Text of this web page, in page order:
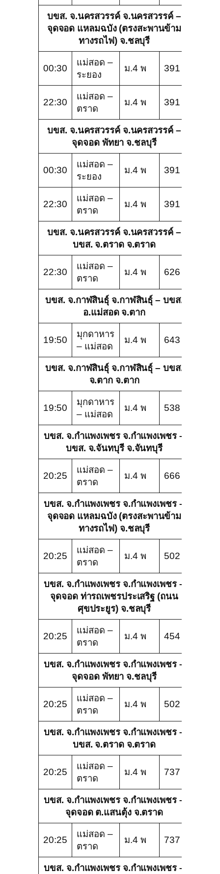
บขส. จ.นครสวรรค์ จ.นครสวรรค์ –
จุดจอด แหลมฉบัง (ตรงสะพานข้าม
ทางรถไฟ) จ.ชลบุรี
00:30
แม่สอด –
ระยอง
ม.4 พ 391
22:30
แม่สอด –
ตราด
ม.4 พ 391
บขส. จ.นครสวรรค์ จ.นครสวรรค์ –
จุดจอด พัทยา จ.ชลบุรี
00:30
แม่สอด –
ระยอง
ม.4 พ 391
22:30
แม่สอด –
ตราด
ม.4 พ 391
บขส. จ.นครสวรรค์ จ.นครสวรรค์ –
บขส. จ.ตราด จ.ตราด
22:30
แม่สอด –
ตราด
ม.4 พ 626
บขส. จ.กาฬสินธุ์ จ.กาฬสินธุ์ – บขส.
อ.แม่สอด จ.ตาก
19:50
มุกดาหาร
– แม่สอด
ม.4 พ 643
บขส. จ.กาฬสินธุ์ จ.กาฬสินธุ์ – บขส.
จ.ตาก จ.ตาก
19:50
มุกดาหาร
– แม่สอด
ม.4 พ 538
บขส. จ.กำแพงเพชร จ.กำแพงเพชร –
บขส. จ.จันทบุรี จ.จันทบุรี
20:25
แม่สอด –
ตราด
ม.4 พ 666
บขส. จ.กำแพงเพชร จ.กำแพงเพชร –
จุดจอด แหลมฉบัง (ตรงสะพานข้าม
ทางรถไฟ) จ.ชลบุรี
20:25
แม่สอด –
ตราด
ม.4 พ 502
บขส. จ.กำแพงเพชร จ.กำแพงเพชร –
จุดจอด ท่ารถเพชรประเสริฐ (ถนน
ศุขประยูร) จ.ชลบุรี
20:25
แม่สอด –
ตราด
ม.4 พ 454
บขส. จ.กำแพงเพชร จ.กำแพงเพชร –
จุดจอด พัทยา จ.ชลบุรี
20:25
แม่สอด –
ตราด
ม.4 พ 502
บขส. จ.กำแพงเพชร จ.กำแพงเพชร –
บขส. จ.ตราด จ.ตราด
20:25
แม่สอด –
ตราด
ม.4 พ 737
บขส. จ.กำแพงเพชร จ.กำแพงเพชร –
จุดจอด ต.แสนตุ้ง จ.ตราด
20:25
แม่สอด –
ตราด
ม.4 พ 737
บขส. จ.กำแพงเพชร จ.กำแพงเพชร –